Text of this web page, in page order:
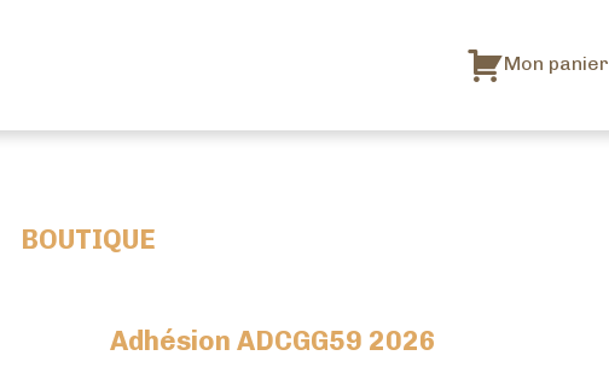
Mon panier
BOUTIQUE
Adhésion ADCGG59 2026